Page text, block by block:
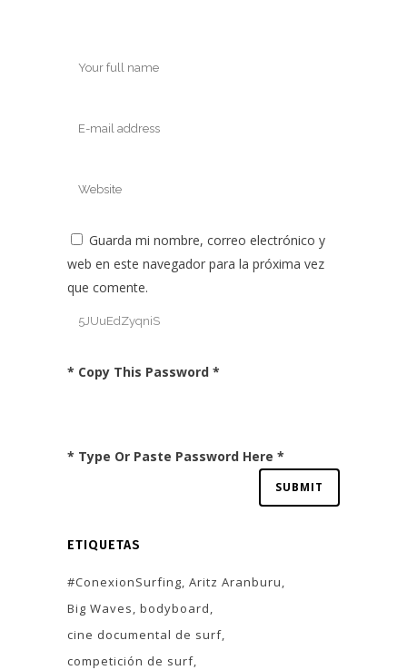
Guarda mi nombre, correo electrónico y
web en este navegador para la próxima vez
que comente.
* Copy This Password *
* Type Or Paste Password Here *
ETIQUETAS
#ConexionSurfing Aritz Aranburu
Big Waves bodyboard
cine documental de surf
competición de surf